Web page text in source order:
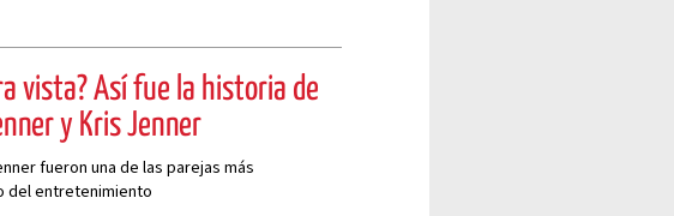
vista? Así fue la historia de
y Kris Jenner
fueron una de las parejas más
del entretenimiento